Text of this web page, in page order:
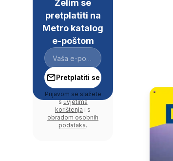
Želim se
pretplatiti na
Metro katalog
e-poštom
Pretplatiti se
Prijavom se slažete
suvjetima
korištenja i s
obradom osobnih
podataka.